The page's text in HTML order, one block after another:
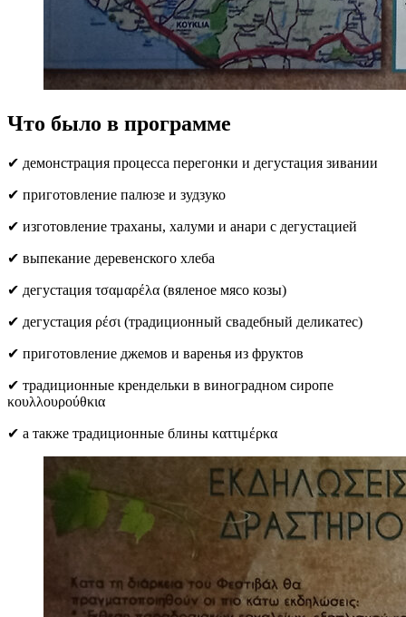
Что было в программе
✔ демонстрация процесса перегонки и дегустация зивании
✔ приготовление палюзе и зудзуко
✔ изготовление траханы, халуми и анари с дегустацией
✔ выпекание деревенского хлеба
✔ дегустация τσαμαρέλα (вяленое мясо козы)
✔ дегустация ρέσι (традиционный свадебный деликатес)
✔ приготовление джемов и варенья из фруктов
✔ традиционные крендельки в виноградном сиропе
κουλλουρούθκια
✔ а также традиционные блины καττιμέρκα